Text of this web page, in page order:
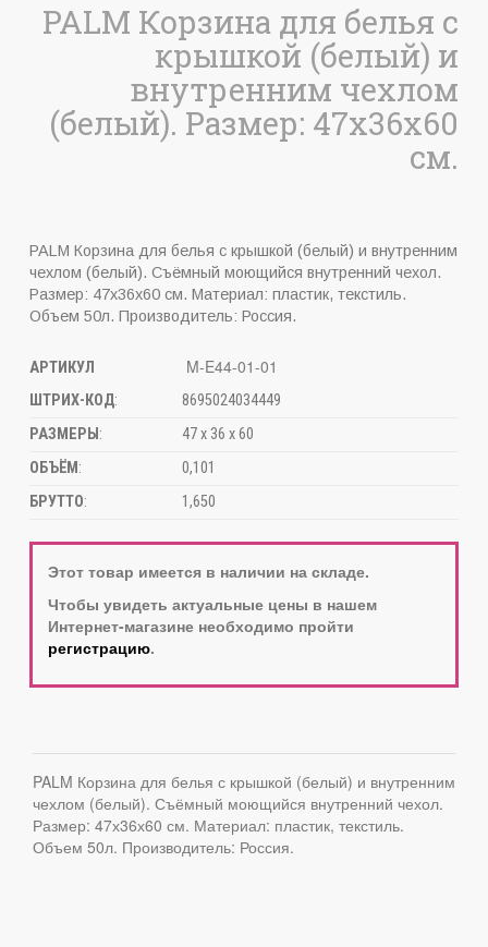
PALM Корзина для белья с
крышкой (белый) и
внутренним чехлом
(белый). Размер: 47х36х60
см.
PALM Корзина для белья с крышкой (белый) и внутренним
чехлом (белый). Съёмный моющийся внутренний чехол.
Размер: 47х36х60 см. Материал: пластик, текстиль.
Объем 50л. Производитель: Россия.
АРТИКУЛ M-E44-01-01
ШТРИХ-КОД:
8695024034449
РАЗМЕРЫ :
47 х 36 х 60
ОБЪЁМ :
0,101
БРУТТО: 1,650
Этот товар имеется в наличии на складе.
Чтобы увидеть актуальные цены в нашем
Интернет-магазине необходимо пройти
регистрацию.
PALM Корзина для белья с крышкой (белый) и внутренним
чехлом (белый). Съёмный моющийся внутренний чехол.
Размер: 47х36х60 см. Материал: пластик, текстиль.
Объем 50л. Производитель: Россия.